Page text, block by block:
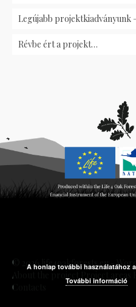
Legújabb projektkiadványunk
Révbe ért a projekt…
© 2026 life4oakforests.eu -
About the project
Contacts
A honlap további használatához
További információ